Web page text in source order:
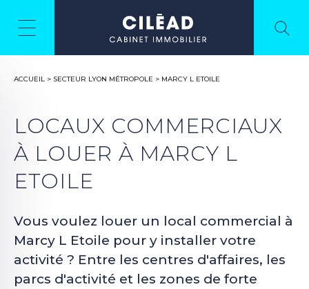
ACCUEIL > SECTEUR LYON MÉTROPOLE > MARCY L ETOILE
LOCAUX COMMERCIAUX
À LOUER À MARCY L
ETOILE
Vous voulez louer un local commercial à
Marcy L Etoile pour y installer votre
activité ? Entre les centres d'affaires, les
parcs d'activité et les zones de forte